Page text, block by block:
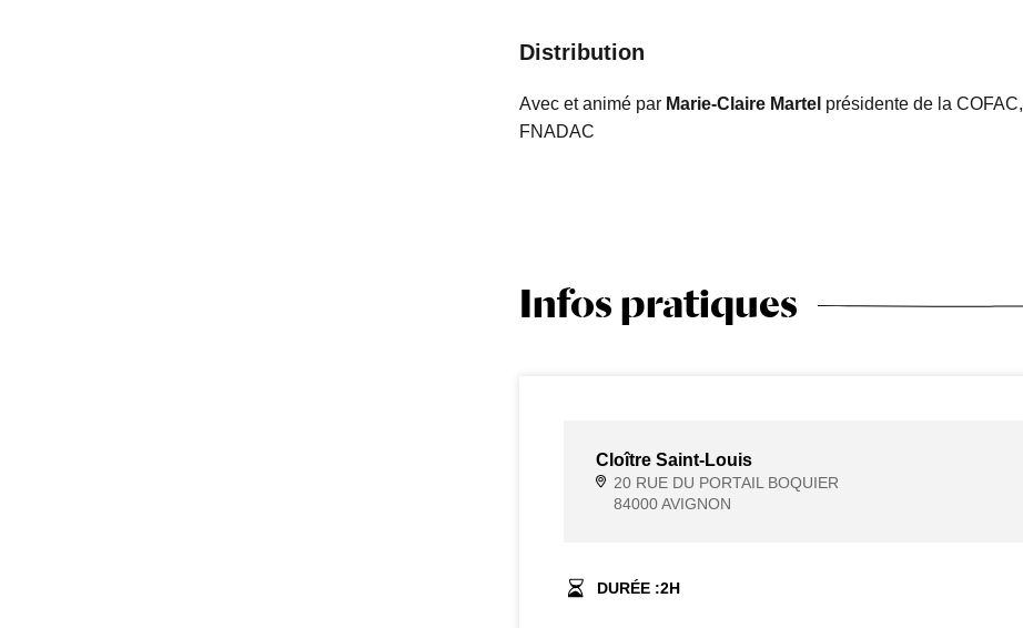
Distribution
Avec et animé par Marie-Claire Martel présidente de la COFAC,
FNADAC
Infos pratiques
Cloître Saint-Louis
20 RUE DU PORTAIL BOQUIER
84000 AVIGNON
DURÉE :2H